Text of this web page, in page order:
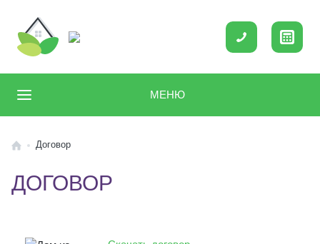
МЕНЮ
Договор
ДОГОВОР